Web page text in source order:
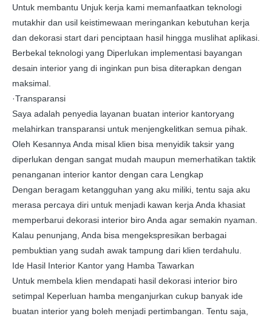
Untuk membantu Unjuk kerja kami memanfaatkan teknologi
mutakhir dan usil keistimewaan meringankan kebutuhan kerja
dan dekorasi start dari penciptaan hasil hingga muslihat aplikasi.
Berbekal teknologi yang Diperlukan implementasi bayangan
desain interior yang di inginkan pun bisa diterapkan dengan
maksimal.
·Transparansi
Saya adalah penyedia layanan buatan interior kantoryang
melahirkan transparansi untuk menjengkelitkan semua pihak.
Oleh Kesannya Anda misal klien bisa menyidik taksir yang
diperlukan dengan sangat mudah maupun memerhatikan taktik
penanganan interior kantor dengan cara Lengkap
Dengan beragam ketangguhan yang aku miliki, tentu saja aku
merasa percaya diri untuk menjadi kawan kerja Anda khasiat
memperbarui dekorasi interior biro Anda agar semakin nyaman.
Kalau penunjang, Anda bisa mengekspresikan berbagai
pembuktian yang sudah awak tampung dari klien terdahulu.
Ide Hasil Interior Kantor yang Hamba Tawarkan
Untuk membela klien mendapati hasil dekorasi interior biro
setimpal Keperluan hamba menganjurkan cukup banyak ide
buatan interior yang boleh menjadi pertimbangan. Tentu saja,